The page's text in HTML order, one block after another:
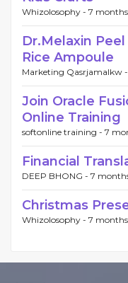
Whizolosophy - 7
Dr.Melaxin
Rice Ampoule
Marketing Qasrjamalkw -
Join Oracle
Online Training
softonline training - 7
Financial
DEEP BHONG - 7
Christmas
Whizolosophy - 7